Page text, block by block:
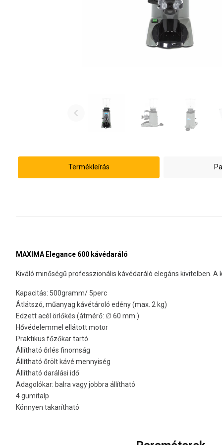
Termékleírás
MAXIMA Elegance 600 kávédaráló
Kiváló minőségű professzionális kávédaráló elegáns kivitelben.
Kapacitás: 500gramm/ 5perc
Átlátszó, műanyag kávétároló edény (max. 2 kg)
Edzett acél örlőkés (átmérő: ∅ 60 mm )
Hővédelemmel ellátott motor
Praktikus főzőkar tartó
Állítható őrlés finomság
Állítható őrölt kávé mennyiség
Állítható darálási idő
Adagolókar: balra vagy jobbra állítható
4 gumitalp
Könnyen takarítható